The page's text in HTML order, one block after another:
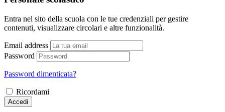
Entra nel sito della scuola con le tue credenziali per gestire
contenuti, visualizzare circolari e altre funzionalità.
Email address
Password
Password dimenticata?
Ricordami
Accedi